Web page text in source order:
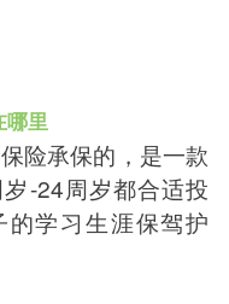
哪里
险承保的，是一款
-24周岁都合适投
学习生涯保驾护